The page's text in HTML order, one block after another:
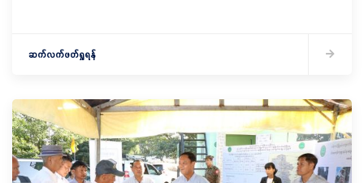
ဆက်လက်ဖတ်ရှုရန်